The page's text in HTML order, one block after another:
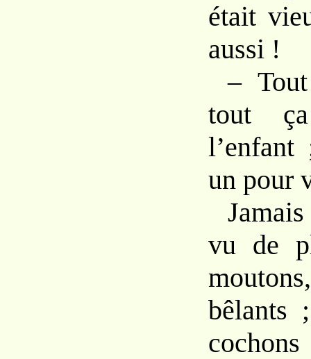
était
aussi !
–
tout
un pour
vu de
bêlants